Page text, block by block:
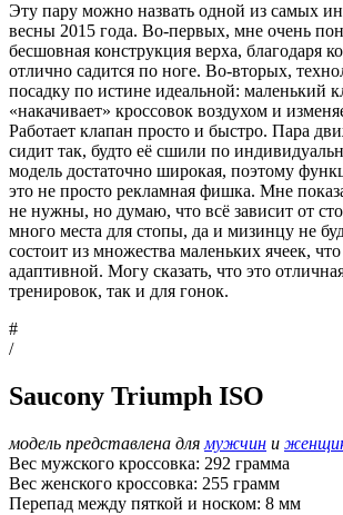
Эту пару можно назвать одной из самых
весны 2015 года. Во-первых, мне очень
бесшовная конструкция верха, благодаря
отлично садится по ноге. Во-вторых,
посадку по истине идеальной: маленький
«накачивает» кроссовок воздухом и
Работает клапан просто и быстро. Пара
сидит так, будто её сшили по
модель достаточно широкая, поэтому
это не просто рекламная фишка. Мне
не нужны, но думаю, что всё зависит от
много места для стопы, да и мизинцу не
состоит из множества маленьких ячеек,
адаптивной. Могу сказать, что это
тренировок, так и для гонок.
#
/
Saucony Triumph ISO
модель представлена для мужчин и
Вес мужского кроссовка: 292 грамма
Вес женского кроссовка: 255 грамм
Перепад между пяткой и носком: 8 мм